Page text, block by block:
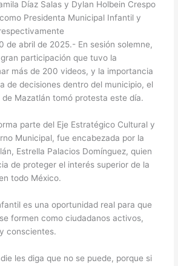
Díaz Salas y Dylan Holbein Crespo
Presidenta Municipal Infantil y
de abril de 2025.- En sesión solemne,
participación que tuvo la
más de 200 videos, y la importancia
de decisiones dentro del municipio, el
Mazatlán tomó protesta este día.
parte del Eje Estratégico Cultural y
Municipal, fue encabezada por la
Estrella Palacios Domínguez, quien
de proteger el interés superior de la
todo México.
es una oportunidad real para que
formen como ciudadanos activos,
conscientes.
les diga que no se puede, porque si